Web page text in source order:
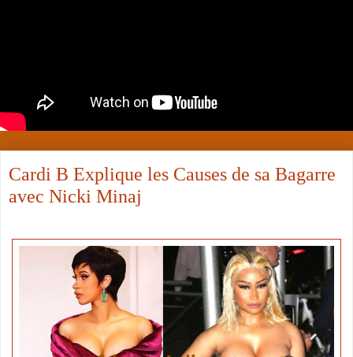
Cardi B Explique les Causes de sa Bagarre
avec Nicki Minaj